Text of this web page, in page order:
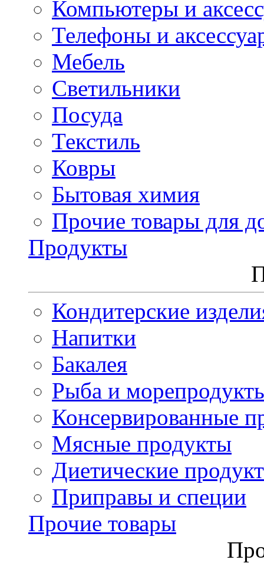
Компьютеры и
Телефоны и
Мебель
Светильники
Посуда
Текстиль
Ковры
Бытовая химия
Прочие товары для
Продукты
Кондитерские
Напитки
Бакалея
Рыба и
Консервированные
Мясные продукты
Диетические
Приправы и специи
Прочие товары